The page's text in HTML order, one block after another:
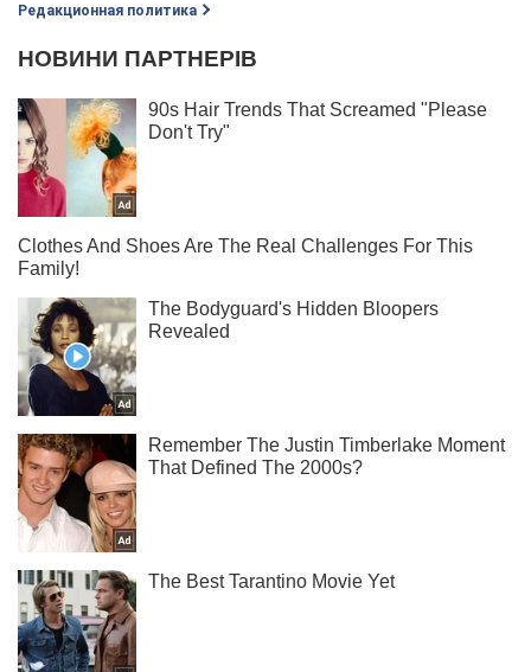
Редакционная политика